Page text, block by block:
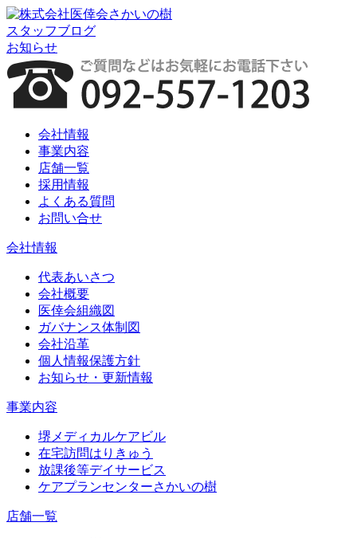
スタッフブログ
お知らせ
会社情報
事業内容
店舗一覧
採用情報
よくある質問
お問い合せ
会社情報
代表あいさつ
会社概要
医倖会組織図
ガバナンス体制図
会社沿革
個人情報保護方針
お知らせ・更新情報
事業内容
堺メディカルケアビル
在宅訪問はりきゅう
放課後等デイサービス
ケアプランセンターさかいの樹
店舗一覧